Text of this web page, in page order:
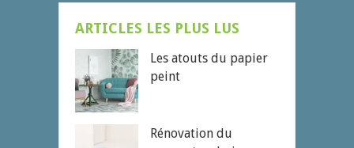
ARTICLES LES PLUS LUS
Les atouts du papier
peint
Rénovation du